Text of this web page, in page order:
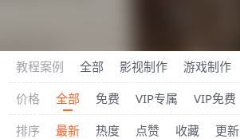
教程案例 全部 影视制作 游戏制作
价格
全部 免费 VIP专属
VIP免费
排序
最新 热度 点赞 收藏 更新